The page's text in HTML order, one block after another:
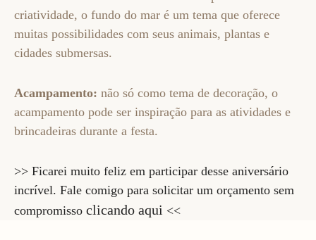
criatividade, o fundo do mar é um tema que oferece
muitas possibilidades com seus animais, plantas e
cidades submersas.
Acampamento: não só como tema de decoração, o
acampamento pode ser inspiração para as atividades e
brincadeiras durante a festa.
>> Ficarei muito feliz em participar desse aniversário
incrível. Fale comigo para solicitar um orçamento sem
compromisso clicando aqui <<